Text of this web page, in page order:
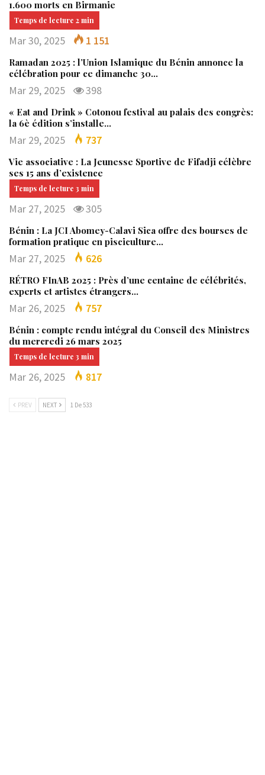
1.600 morts en Birmanie
Mar 30, 2025 1 151
Ramadan 2025 : l’Union Islamique du Bénin annonce la
célébration pour ce dimanche 30…
Mar 29, 2025 398
« Eat and Drink » Cotonou festival au palais des congrès:
la 6è édition s’installe…
Mar 29, 2025 737
Vie associative : La Jeunesse Sportive de Fifadji célèbre
ses 15 ans d’existence
Mar 27, 2025 305
Bénin : La JCI Abomey-Calavi Sica offre des bourses de
formation pratique en pisciculture…
Mar 27, 2025 626
RÉTRO FInAB 2025 : Près d’une centaine de célébrités,
experts et artistes étrangers…
Mar 26, 2025 757
Bénin : compte rendu intégral du Conseil des Ministres
du mercredi 26 mars 2025
Mar 26, 2025 817
PREV NEXT 1 De 533